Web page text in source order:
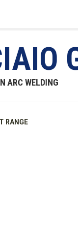
ARC WELDING
RANGE